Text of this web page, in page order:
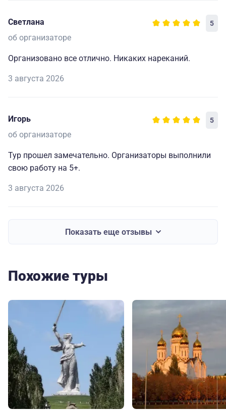
Светлана 5
об организаторе
Организовано все отлично. Никаких нареканий.
3 августа 2026
Игорь 5
об организаторе
Тур прошел замечательно. Организаторы выполнили
свою работу на 5+.
3 августа 2026
Показать еще отзывы
Похожие туры